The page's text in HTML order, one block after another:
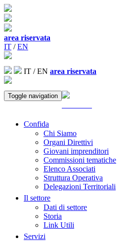
area riservata
IT /EN
IT /EN area riservata
Toggle navigation
Confida
Chi Siamo
Organi Direttivi
Giovani imprenditori
Commissioni tematiche
Elenco Associati
Struttura Operativa
Delegazioni Territoriali
Il settore
Dati di settore
Storia
Link Utili
Servizi